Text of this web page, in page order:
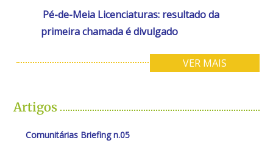
Pé-de-Meia Licenciaturas: resultado da
primeira chamada é divulgado
VER MAIS
Artigos
Comunitárias Briefing n.05